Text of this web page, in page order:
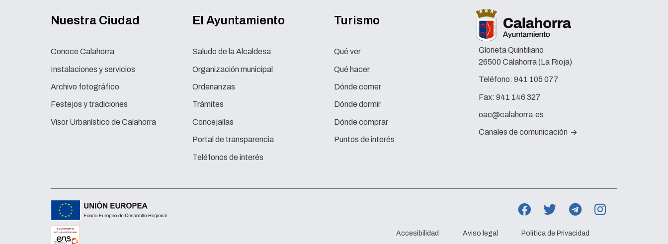
Nuestra Ciudad
Conoce Calahorra
Instalaciones y servicios
Archivo fotográfico
Festejos y tradiciones
Visor Urbanístico de Calahorra
El Ayuntamiento
Saludo de la Alcaldesa
Organización municipal
Ordenanzas
Trámites
Concejalías
Portal de transparencia
Teléfonos de interés
Turismo
Qué ver
Qué hacer
Dónde comer
Dónde dormir
Dónde comprar
Puntos de interés
Glorieta Quintiliano
26500 Calahorra (La Rioja)
Teléfono: 941 105 077
Fax: 941 146 327
oac@calahorra.es
Canales de comunicación
Accesibilidad Aviso legal Política de Privacidad